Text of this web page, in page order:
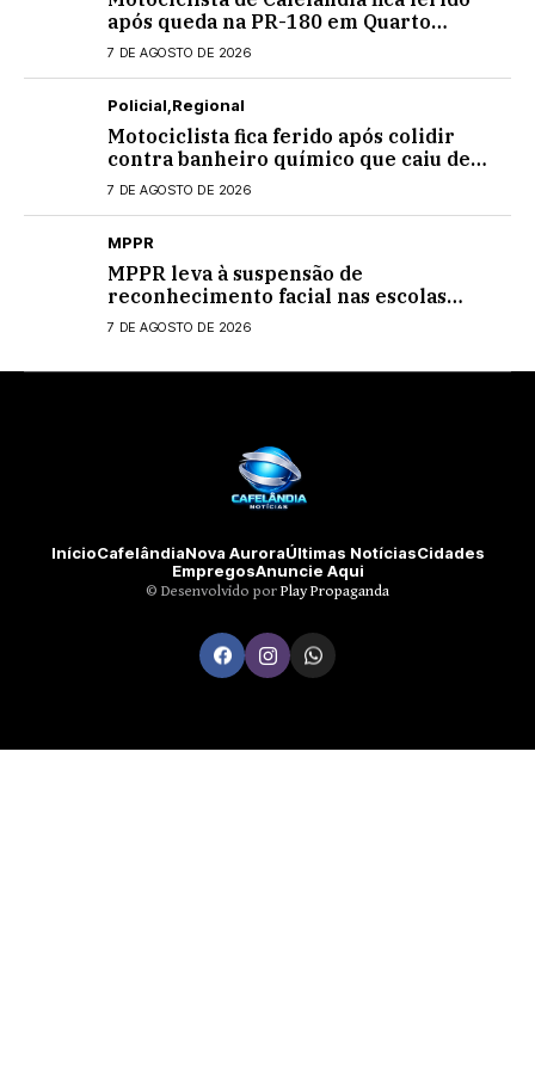
após queda na PR-180 em Quarto
Centenário
7 DE AGOSTO DE 2026
Policial Regional
Motociclista fica ferido após colidir
contra banheiro químico que caiu de
caminhão na PRC-467, em Cascavel
7 DE AGOSTO DE 2026
MPPR
MPPR leva à suspensão de
reconhecimento facial nas escolas
estaduais
7 DE AGOSTO DE 2026
InícioCafelândiaNova AuroraÚltimas NotíciasCidades
EmpregosAnuncie Aqui
©️ Desenvolvido por Play Propaganda